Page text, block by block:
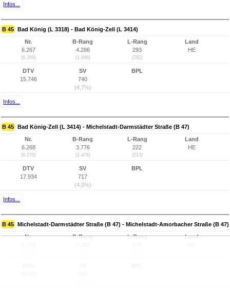
Infos...
B 45 Bad König (L 3318) - Bad König-Zell (L 3414)
Nr.
6.267
(6.269)
B-Rang
4.286
(1.946)
L-Rang
293
(282)
Land
HE
DTV
15.746
SV
740
(4,7%)
BPL
Infos...
B 45 Bad König-Zell (L 3414) - Michelstadt-Darmstädter Straße (B 47)
Nr.
6.268
(6.270)
B-Rang
3.776
(1.476)
L-Rang
222
(213)
Land
HE
DTV
17.934
SV
717
(4,0%)
BPL
Infos...
B 45 Michelstadt-Darmstädter Straße (B 47) - Michelstadt-Amorbacher Straße (B 47)
Nr.
B-Rang
L-Rang
Land